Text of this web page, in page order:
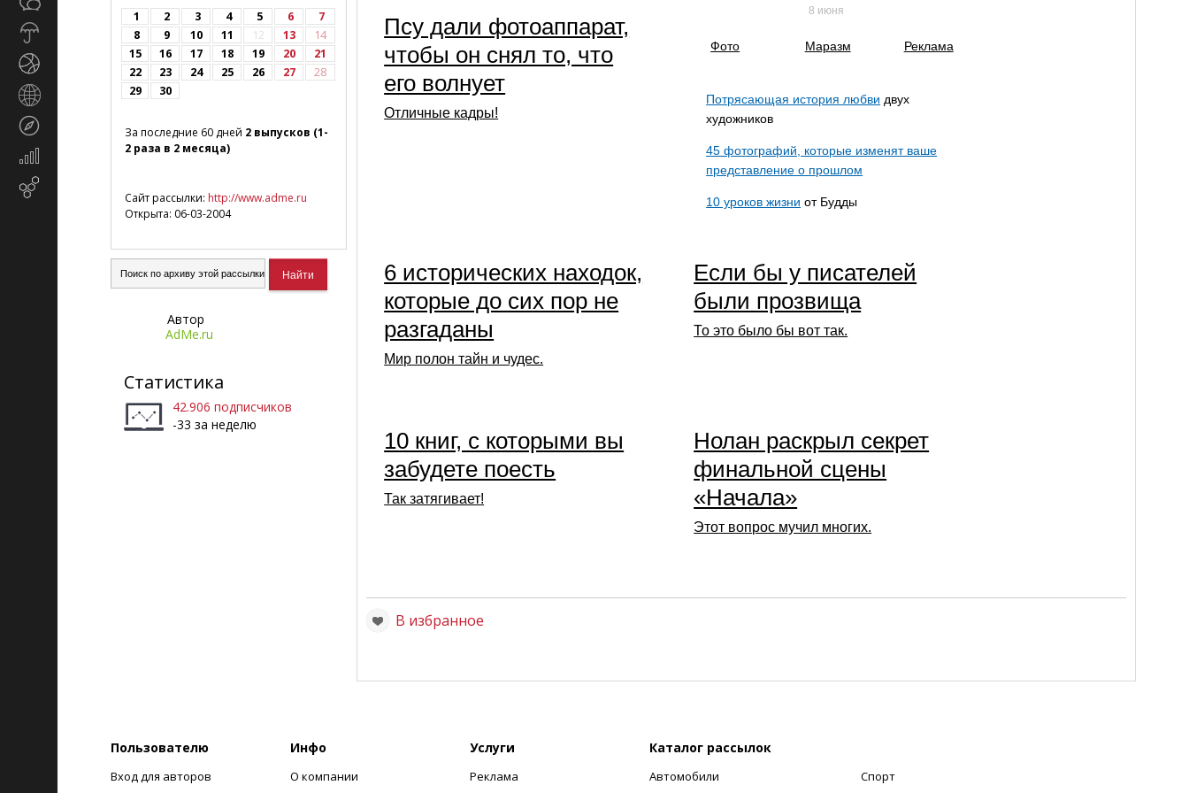
Экономика
маркетинг
1 2 3 4 5 6
7
8
9 10 11 12 13
14
15
16 17 18 19 20
21
22
23 24 25 26 27
28
29
30
За последние 60 дней 2 выпусков (1-
2 раза в 2 месяца)
Сайт рассылки: http://www.adme.ru
Открыта: 06-03-2004
Автор
AdMe.ru
Статистика
42.906 подписчиков
-33 за неделю
Псу дали фотоаппарат,
чтобы он снял то, что
его волнует
Отличные кадры!
8 июня
Фото Маразм Реклама
Потрясающая история любви двух
художников
45 фотографий, которые изменят ваше
представление о прошлом
10 уроков жизни от Будды
6 исторических находок,
которые до сих пор не
разгаданы
Мир полон тайн и чудес.
Если бы у писателей
были прозвища
То это было бы вот так.
10 книг, с которыми вы
забудете поесть
Так затягивает!
Нолан раскрыл секрет
финальной сцены
«Начала»
Этот вопрос мучил многих.
В избранное
Пользователю
Вход для авторов
Инфо
О компании
Услуги
Реклама
Каталог рассылок
Автомобили Спорт